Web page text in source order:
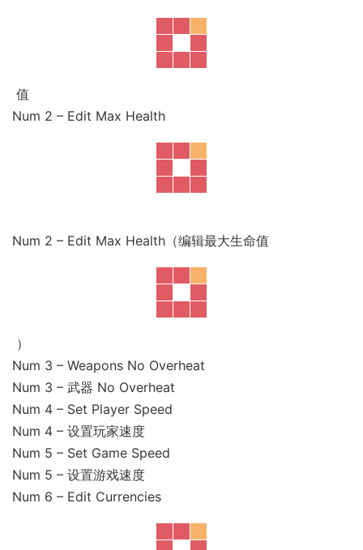
值
Num 2 – Edit Max Health
Num 2 – Edit Max Health（编辑最大生命值
）
Num 3 – Weapons No Overheat
Num 3 – 武器 No Overheat
Num 4 – Set Player Speed
Num 4 – 设置玩家速度
Num 5 – Set Game Speed
Num 5 – 设置游戏速度
Num 6 – Edit Currencies